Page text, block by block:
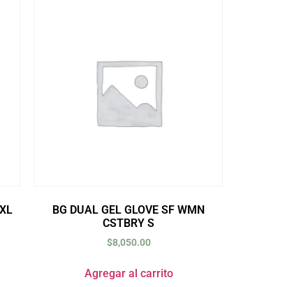
BG DUAL GEL GLOVE SF WMN
CSTBRY S
$8,050.00
Agregar al carrito